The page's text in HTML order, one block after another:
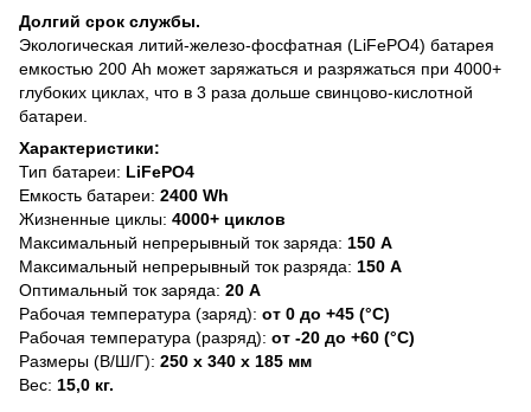
Долгий срок службы.
Экологическая литий-железо-фосфатная (LiFePO4) батарея
емкостью 200 Ah может заряжаться и разряжаться при 4000+
глубоких циклах, что в 3 раза дольше свинцово-кислотной
батареи.
Характеристики:
Тип батареи: LiFePO4
Емкость батареи: 2400 Wh
Жизненные циклы: 4000+ циклов
Максимальный непрерывный ток заряда: 150 А
Максимальный непрерывный ток разряда: 150 А
Оптимальный ток заряда: 20 А
Рабочая температура (заряд): от 0 до +45 (°C)
Рабочая температура (разряд): от -20 до +60 (°C)
Размеры (В/Ш/Г): 250 х 340 х 185 мм
Вес: 15,0 кг.